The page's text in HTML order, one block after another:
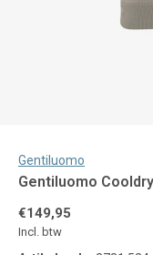
Gentiluomo
Gentiluomo
€149,95
Incl. btw